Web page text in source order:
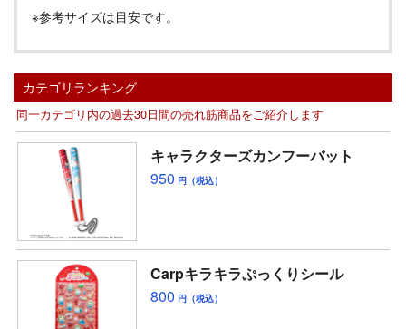
※参考サイズは目安です。
カテゴリランキング
同一カテゴリ内の過去30日間の売れ筋商品をご紹介します
キャラクターズカンフーバット
950 円（税込）
Carpキラキラぷっくりシール
800 円（税込）